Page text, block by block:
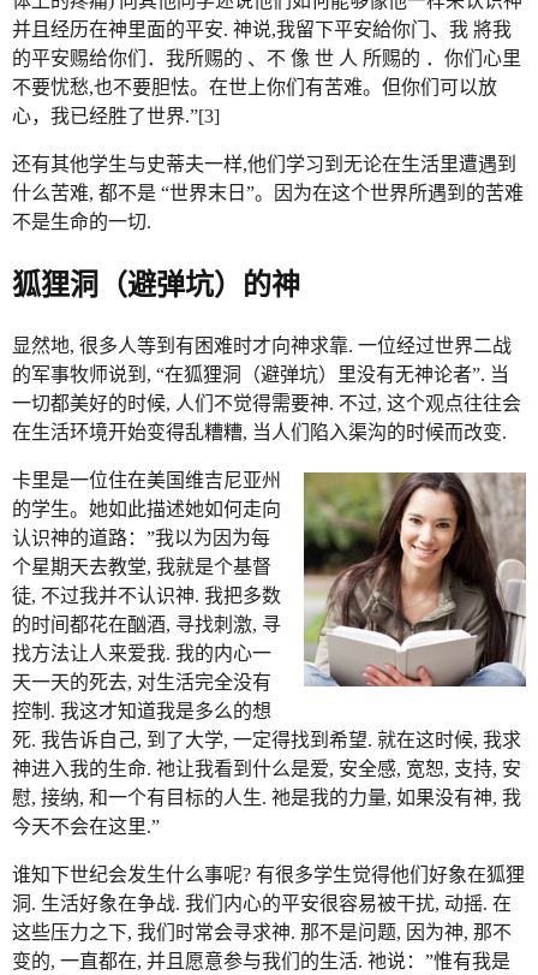
并且经历在神里面的平安. 神说,我留下平安給你门、我 將我
的平安赐给你们．我所赐的 、不 像 世 人 所赐的 ．你们心里
不要忧愁,也不要胆怯。在世上你们有苦难。但你们可以放
心，我已经胜了世界.”[3]
还有其他学生与史蒂夫一样,他们学习到无论在生活里遭遇到
什么苦难, 都不是 “世界末日”。因为在这个世界所遇到的苦难
不是生命的一切.
狐狸洞（避弹坑）的神
显然地, 很多人等到有困难时才向神求靠. 一位经过世界二战
的军事牧师说到, “在狐狸洞（避弹坑）里没有无神论者”. 当
一切都美好的时候, 人们不觉得需要神. 不过, 这个观点往往会
在生活环境开始变得乱糟糟, 当人们陷入渠沟的时候而改变.
卡里是一位住在美国维吉尼亚州
的学生。她如此描述她如何走向
认识神的道路：”我以为因为每
个星期天去教堂, 我就是个基督
徒, 不过我并不认识神. 我把多数
的时间都花在酗酒, 寻找刺激, 寻
找方法让人来爱我. 我的内心一
天一天的死去, 对生活完全没有
控制. 我这才知道我是多么的想
死. 我告诉自己, 到了大学, 一定得找到希望. 就在这时候, 我求
神进入我的生命. 祂让我看到什么是爱, 安全感, 宽恕, 支持, 安
慰, 接纳, 和一个有目标的人生. 祂是我的力量, 如果没有神, 我
今天不会在这里.”
谁知下世纪会发生什么事呢? 有很多学生觉得他们好象在狐狸
洞. 生活好象在争战. 我们内心的平安很容易被干扰, 动摇. 在
这些压力之下, 我们时常会寻求神. 那不是问题, 因为神, 那不
变的, 一直都在, 并且愿意参与我们的生活. 祂说：”惟有我是